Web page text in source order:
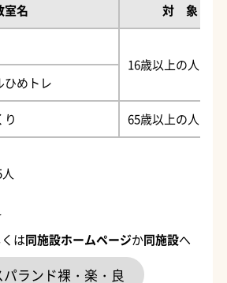
室名 対 象
16歳以上の人
ひめトレ
65歳以上の人
は同施設ホームページか同施設へ
パランド裸・楽・良